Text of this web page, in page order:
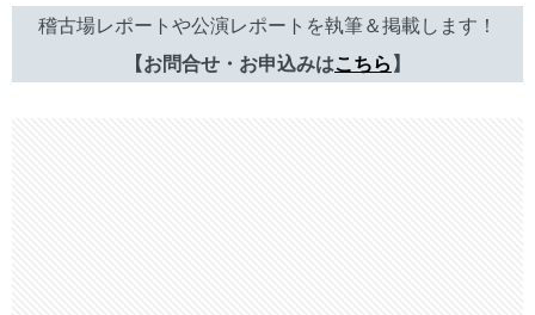
稽古場レポートや公演レポートを執筆＆掲載します！
【お問合せ・お申込みはこちら】